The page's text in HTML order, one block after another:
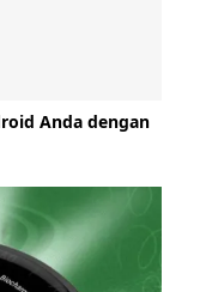
Anda dengan